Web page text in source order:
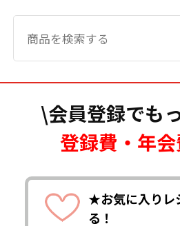
\会員登録でも
登録費・年
★お気に入りレ
る！